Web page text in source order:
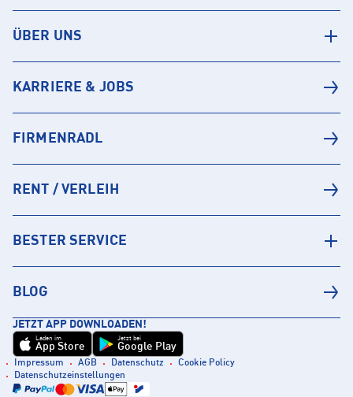
ÜBER UNS
KARRIERE & JOBS
FIRMENRADL
RENT / VERLEIH
BESTER SERVICE
BLOG
JETZT APP DOWNLOADEN!
Laden im
App Store
Jetzt bei
Google Play
Impressum AGB Datenschutz
Cookie Policy
Datenschutzeinstellungen